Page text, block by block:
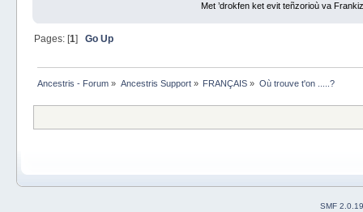
Met ’drokfen ket evit teñzorioù va
Pages: [1] Go Up
Ancestris - Forum » Ancestris Support» FRANÇAIS » Où trouve t'on .....?
SMF 2.0.19